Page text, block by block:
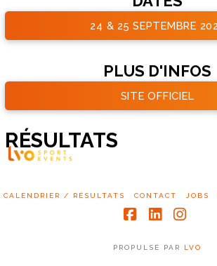
24 & 25 SEPTEMBRE
PLUS D'INFOS
SITE OFFICIEL
RÉSULTATS
CALENDRIER / RÉSULTATS CONTACT JOBS
PROPULSÉ PAR LVO